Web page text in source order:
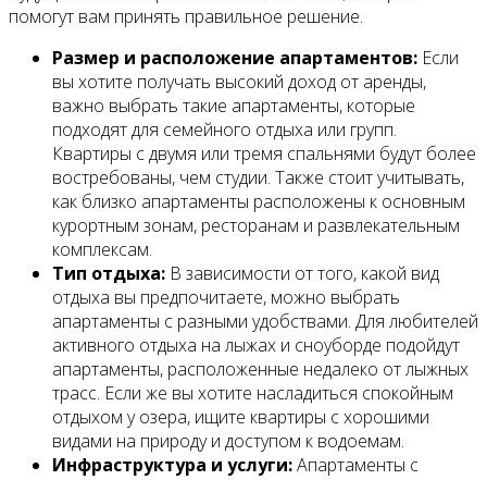
помогут вам принять правильное решение.
Размер и расположение апартаментов: Если
вы хотите получать высокий доход от аренды,
важно выбрать такие апартаменты, которые
подходят для семейного отдыха или групп.
Квартиры с двумя или тремя спальнями будут более
востребованы, чем студии. Также стоит учитывать,
как близко апартаменты расположены к основным
курортным зонам, ресторанам и развлекательным
комплексам.
Тип отдыха: В зависимости от того, какой вид
отдыха вы предпочитаете, можно выбрать
апартаменты с разными удобствами. Для любителей
активного отдыха на лыжах и сноуборде подойдут
апартаменты, расположенные недалеко от лыжных
трасс. Если же вы хотите насладиться спокойным
отдыхом у озера, ищите квартиры с хорошими
видами на природу и доступом к водоемам.
Инфраструктура и услуги:Апартаменты с